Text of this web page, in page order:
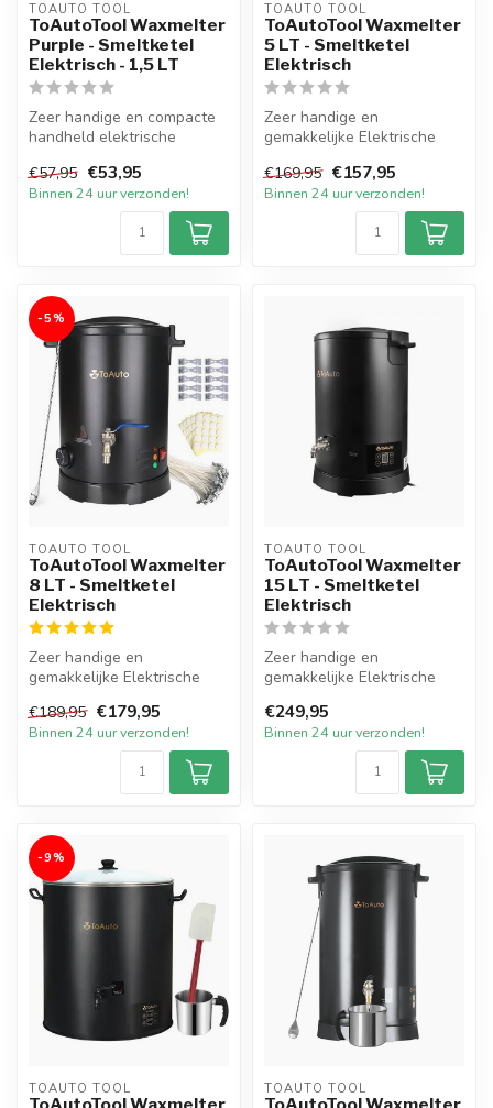
TOAUTO TOOL
ToAutoTool Waxmelter
Purple - Smeltketel
Elektrisch - 1,5 LT
Zeer handige en compacte
handheld elektrische
kleur Pa...
€57,95 €53,95
Binnen 24 uur verzonden!
TOAUTO TOOL
ToAutoTool Waxmelter
5 LT - Smeltketel
Elektrisch
Zeer handige en
gemakkelijke Elektrische
van 5 liter v...
€169,95 €157,95
Binnen 24 uur verzonden!
-5%
TOAUTO TOOL
ToAutoTool Waxmelter
8 LT - Smeltketel
Elektrisch
Zeer handige en
gemakkelijke Elektrische
van 8 liter v...
€189,95 €179,95
Binnen 24 uur verzonden!
TOAUTO TOOL
ToAutoTool Waxmelter
15 LT - Smeltketel
Elektrisch
Zeer handige en
gemakkelijke Elektrische
van 15 liter ...
€249,95
Binnen 24 uur verzonden!
-9%
TOAUTO TOOL TOAUTO TOOL